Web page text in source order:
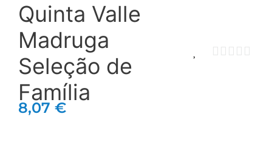
Quinta Valle
Madruga
Seleção de
Família
8,07 €